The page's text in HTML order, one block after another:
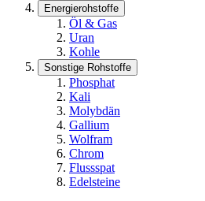
Energierohstoffe
Öl & Gas
Uran
Kohle
Sonstige Rohstoffe
Phosphat
Kali
Molybdän
Gallium
Wolfram
Chrom
Flussspat
Edelsteine